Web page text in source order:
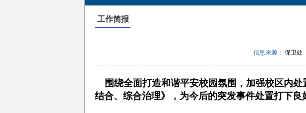
工作简报
信息来源： 保卫处
围绕全面打造和谐平安校园氛围，加强校区内
结合、综合治理》，为今后的突发事件处置打下良